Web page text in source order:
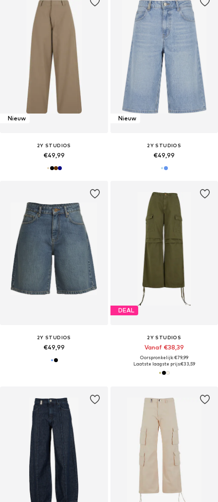
Nieuw
2Y STUDIOS
€49,99
Nieuw
2Y STUDIOS
€49,99
2Y STUDIOS
€49,99
DEAL
2Y STUDIOS
Vanaf €38,39
Oorspronkelijk: €79,99
Laatste laagste prijs:€33,59